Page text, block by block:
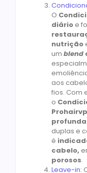
O
diário e
nutrição
um blend
aos
fios. Com
o
duplas e
é
cabelo,
porosos.
Leave-in: